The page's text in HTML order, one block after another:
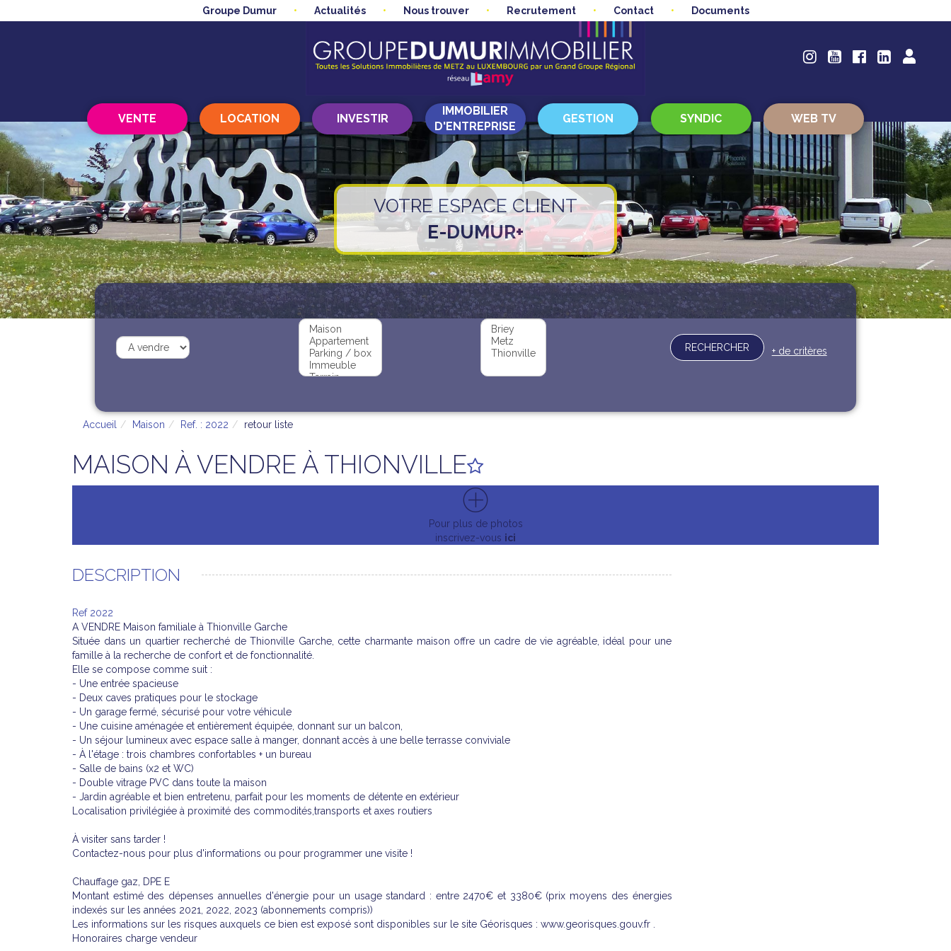
Groupe Dumur Actualités Nous trouver Recrutement Contact Documents
VENTE LOCATION INVESTIR
IMMOBILIER
D'ENTREPRISE
GESTION SYNDIC WEB TV
VOTRE ESPACE CLIENT
E-DUMUR+
RECHERCHER + de critères
Accueil Maison Ref. : 2022 retour liste
MAISON À VENDRE À THIONVILLE
Pour plus de photos
inscrivez-vous ici
DESCRIPTION
Ref 2022
A VENDRE Maison familiale à Thionville Garche
Située dans un quartier recherché de Thionville Garche, cette charmante maison offre un cadre de vie agréable, idéal pour une
famille à la recherche de confort et de fonctionnalité.
Elle se compose comme suit :
- Une entrée spacieuse
- Deux caves pratiques pour le stockage
- Un garage fermé, sécurisé pour votre véhicule
- Une cuisine aménagée et entièrement équipée, donnant sur un balcon,
- Un séjour lumineux avec espace salle à manger, donnant accès à une belle terrasse conviviale
- À l'étage : trois chambres confortables + un bureau
- Salle de bains (x2 et WC)
- Double vitrage PVC dans toute la maison
- Jardin agréable et bien entretenu, parfait pour les moments de détente en extérieur
Localisation privilégiée à proximité des commodités,transports et axes routiers
À visiter sans tarder !
Contactez-nous pour plus d'informations ou pour programmer une visite !
Chauffage gaz, DPE E
Montant estimé des dépenses annuelles d'énergie pour un usage standard : entre 2470€ et 3380€ (prix moyens des énergies
indexés sur les années 2021, 2022, 2023 (abonnements compris))
Les informations sur les risques auxquels ce bien est exposé sont disponibles sur le site Géorisques : www.georisques.gouv.fr .
Honoraires charge vendeur